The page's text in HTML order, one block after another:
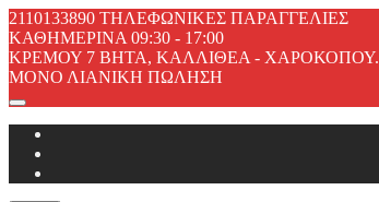
2110133890 ΤΗΛΕΦΩΝΙΚΕΣ ΠΑΡΑΓΓΕΛΙΕΣ
ΚΑΘΗΜΕΡΙΝΑ 09:30 - 17:00
ΚΡΕΜΟΥ 7 ΒΗΤΑ, ΚΑΛΛΙΘΕΑ - ΧΑΡΟΚΟΠΟΥ.
ΜΟΝΟ ΛΙΑΝΙΚΗ ΠΩΛΗΣΗ